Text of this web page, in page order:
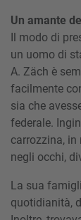
Un amante
Il modo di
un uomo di
A. Zäch è
facilmente
sia che
federale.
carrozzina,
negli occhi,
La sua
quotidianità,